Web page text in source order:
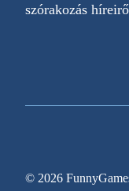
szórakozás
© 2026